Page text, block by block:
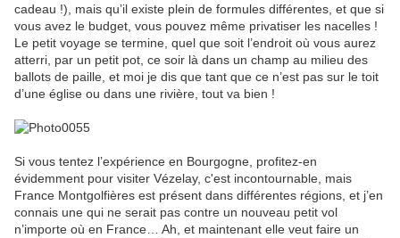
cadeau !), mais qu’il existe plein de formules différentes, et que si
vous avez le budget, vous pouvez même privatiser les nacelles !
Le petit voyage se termine, quel que soit l’endroit où vous aurez
atterri, par un petit pot, ce soir là dans un champ au milieu des
ballots de paille, et moi je dis que tant que ce n’est pas sur le toit
d’une église ou dans une rivière, tout va bien !
Si vous tentez l’expérience en Bourgogne, profitez-en
évidemment pour visiter Vézelay, c'est incontournable, mais
France Montgolfières est présent dans différentes régions, et j’en
connais une qui ne serait pas contre un nouveau petit vol
n’importe où en France… Ah, et maintenant elle veut faire un